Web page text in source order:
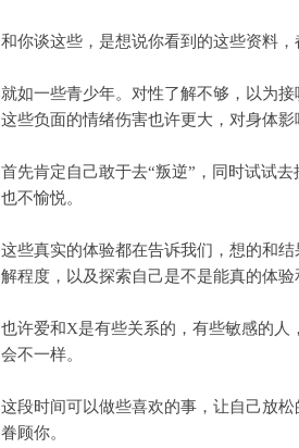
和你谈这些，是想说你看到的这些资料，
就如一些青少年。对性了解不够，以为
这些负面的情绪伤害也许更大，对身体影
首先肯定自己敢于去“叛逆”，同时试试
也不愉悦。
这些真实的体验都在告诉我们，想的和
解程度，以及探索自己是不是能真的体验
也许爱和X是有些关系的，有些敏感的
会不一样。
这段时间可以做些喜欢的事，让自己放
眷顾你。